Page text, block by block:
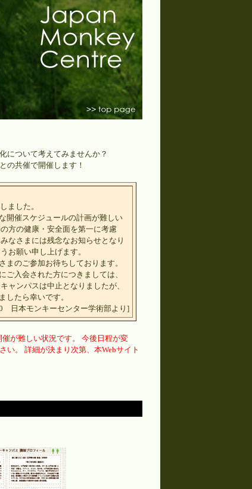
について考えてみませんか？
の共催で開催します！
ました。
開催スケジュールの計画が難しい
方の健康・安全面を第一に考慮
なさまには残念なお知らせとなり
お願い申し上げます。
のご参加お待ちしております。
入会された方につきましては、
ャンパスは中止となりましたが、
したら幸いです。
日本モンキーセンター学術部より]
が難しい状況です。 今後日程が変
い。 詳細が決まり次第、本Webサイト